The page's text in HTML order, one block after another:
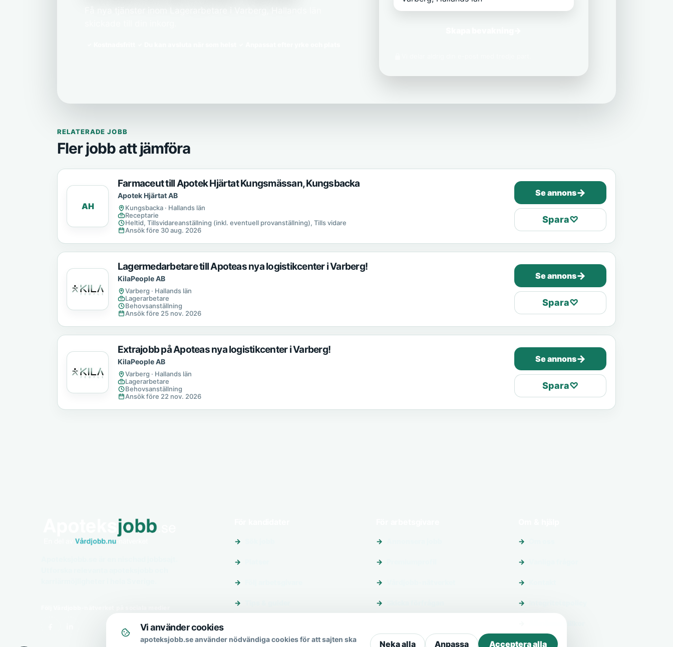
RELATERADE JOBB
Fler jobb att jämföra
AH
Farmaceut till Apotek Hjärtat Kungsmässan, Kungsbacka
Apotek Hjärtat AB
Kungsbacka · Hallands län
Receptarie
Heltid, Tillsvidareanställning (inkl. eventuell provanställning), Tills vidare
Ansök före 30 aug. 2026
Se annons→
Spara♡
Lagermedarbetare till Apoteas nya logistikcenter i Varberg!
KilaPeople AB
Varberg · Hallands län
Lagerarbetare
Behovsanställning
Ansök före 25 nov. 2026
Se annons→
Spara♡
Extrajobb på Apoteas nya logistikcenter i Varberg!
KilaPeople AB
Varberg · Hallands län
Lagerarbetare
Behovsanställning
Ansök före 22 nov. 2026
Se annons→
Spara♡
Vi använder cookies
apoteksjobb.se använder nödvändiga cookies för att sajten ska
Neka alla Anpassa Acceptera alla